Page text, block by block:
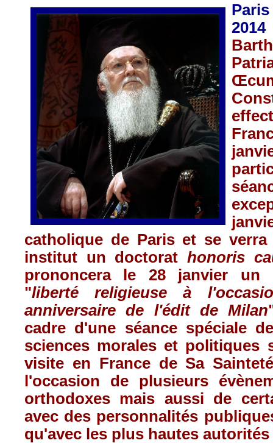
2014
catholique de Paris et se verra
institut un doctorat honoris
prononcerale 28 janvier un
"liberté religieuse à
anniversaire de l'éditde Milan
cadre d'une séance spéciale
sciences morales et politiques
visite en France de Sa
l'occasion de plusieurs
orthodoxes mais aussi de
avec des personnalités
qu'avec les plus hautes autorités